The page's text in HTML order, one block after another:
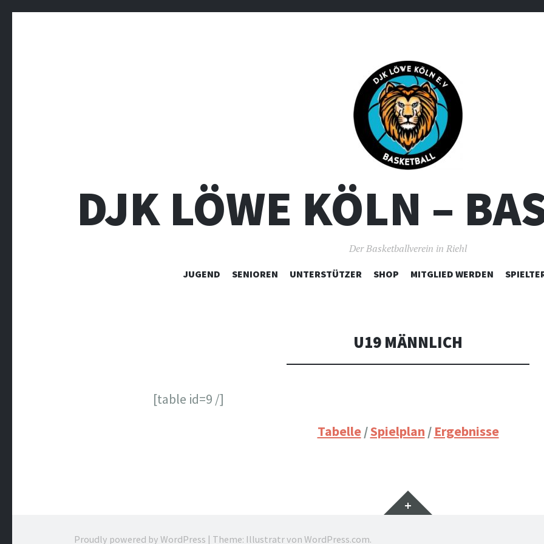
DJK LÖWE KÖLN –
Der Basketballverein in Riehl
ZUM
JUGEND SENIOREN UNTERSTÜTZER SHOP MITGLIED WERDEN
U19 MÄNNLICH
[table id=9 /]
Tabelle/Spielplan / Ergebnisse
Widgets
Proudly powered by WordPress | Theme: Illustratr von WordPress.com.